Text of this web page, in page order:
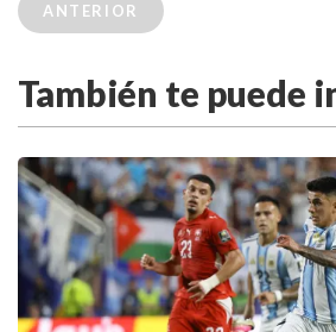
ANTERIOR
También te puede